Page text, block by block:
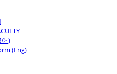
)
(Eng)